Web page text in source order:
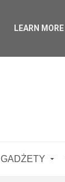
GADŻETY
LEARN MORE